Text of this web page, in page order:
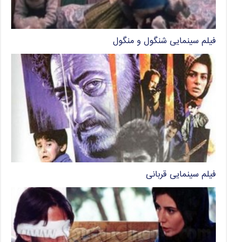
فیلم سینمایی شنگول و منگول
فیلم سینمایی قربانی